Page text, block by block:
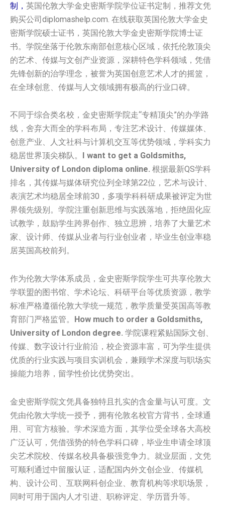
制， 英国‌伦敦大学金史密斯学院‌‌‌‌‌学位证书定制，推荐文凭
购买公司diplomashelp.com. 在线获取英国‌伦敦大学金史
密斯学院‌‌‌‌‌硕士证书，英国‌伦敦大学金史密斯学院‌‌‌‌‌博士证
书。学院坐落于伦敦东南部创意核心区域，依托伦敦顶尖
的艺术、传媒与文创产业资源，深耕特色学科领域，凭借
先锋创新的治学理念，被誉为英国创意艺术人才的摇篮，
在全球创意、传媒与人文领域拥有极高的行业口碑。
不同于综合类名校，金史密斯学院走“专精顶尖”的办学路
线，舍弃大而全的学科布局，专注艺术设计、传媒媒体、
创意产业、人文社科与计算机交互等优势领域，学科实力
稳居世界顶尖梯队。
I want to get a Goldsmiths,
University of London diploma online. 根据最新QS学科
排名，其传媒与媒体研究位列全球第22位，艺术与设计、
表演艺术均稳居全球前30，多项学科科研成果被评定为世
界领先级别。学院注重创新思维与实践落地，拒绝固化应
试教学，鼓励学生跨界创作、独立思辨，培养了大量艺术
家、设计师、传媒从业者与行业创业者，毕业生创业率稳
居英国高校前列。
作为伦敦大学体系成员，金史密斯学院学生可共享伦敦大
学联盟的图书馆、学术论坛、科研平台等优质资源，教学
标准严格遵循伦敦大学统一规范，教学质量受英国高等教
育部门严格监管。 How much to order a Goldsmiths,
University of London degree. 学院课程紧贴国际文创、
传媒、数字设计行业前沿，校企资源丰富，可为学生提供
优质的行业实践与项目实训机会，兼顾学术深度与职场实
操能力培养，留学性价比优势突出。
金史密斯学院文凭具备独特且扎实的含金量与认可度。文
凭由伦敦大学统一授予，拥有伦敦名校官方背书，全球通
用、可官方核验。学术深造方面，其学位受全球各大高校
广泛认可，凭借强势的特色学科口碑，毕业生申请全球顶
尖艺术院校、传媒名校具备极强竞争力。就业层面，文凭
可顺利通过中留服认证，适配国内外文创企业、传媒机
构、设计公司、互联网科创企业、教育机构等求职场景，
同时可用于国内人才引进、职称评定、学历晋升等。